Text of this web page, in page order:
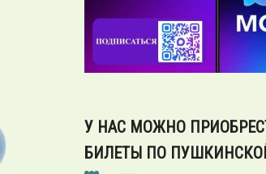
У НАС МОЖНО
БИЛЕТЫ ПО